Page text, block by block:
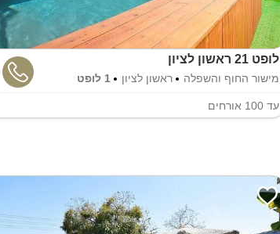
לופט 21 ראשון לציון
מישור החוף והשפלה ראשון לציון 1 לופט
עד 100 אורחים